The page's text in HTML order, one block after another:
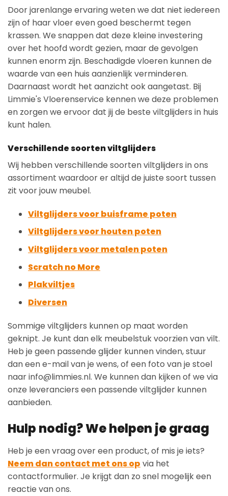
Door jarenlange ervaring weten we dat niet iedereen
zijn of haar vloer even goed beschermt tegen
krassen. We snappen dat deze kleine investering
over het hoofd wordt gezien, maar de gevolgen
kunnen enorm zijn. Beschadigde vloeren kunnen de
waarde van een huis aanzienlijk verminderen.
Daarnaast wordt het aanzicht ook aangetast. Bij
Limmie's Vloerenservice kennen we deze problemen
en zorgen we ervoor dat jij de beste viltglijders in huis
kunt halen.
Verschillende soorten viltglijders
Wij hebben verschillende soorten viltglijders in ons
assortiment waardoor er altijd de juiste soort tussen
zit voor jouw meubel.
Viltglijders voor buisframe poten
Viltglijders voor houten poten
Viltglijders voor metalen poten
Scratch no More
Plakviltjes
Diversen
Sommige viltglijders kunnen op maat worden
geknipt. Je kunt dan elk meubelstuk voorzien van vilt.
Heb je geen passende glijder kunnen vinden, stuur
dan een e-mail van je wens, of een foto van je stoel
naar info@limmies.nl. We kunnen dan kijken of we via
onze leveranciers een passende viltglijder kunnen
aanbieden.
Hulp nodig? We helpen je graag
Heb je een vraag over een product, of mis je iets?
Neem dan contact met ons op via het
contactformulier. Je krijgt dan zo snel mogelijk een
reactie van ons.